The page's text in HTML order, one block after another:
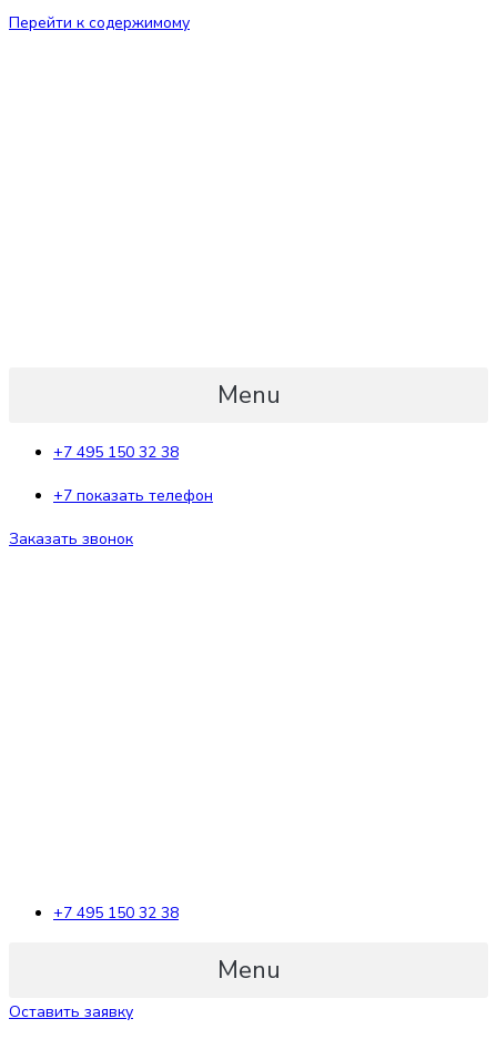
Перейти к содержимому
Menu
+7 495 150 32 38
+7 показать телефон
Заказать звонок
+7 495 150 32 38
Menu
Оставить заявку